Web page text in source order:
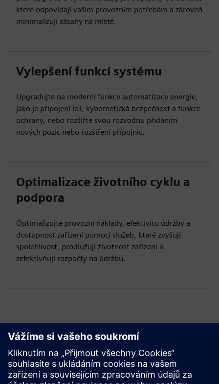
které odpovídají vašim provozním potřebám a zároveň
minimalizují zásahy na místě.
Vylepšení funkcí systému
Upgradujte na moderní funkce automatizace energie,
jako je připojení IoT, kybernetická bezpečnost a funkce
ochrany, nebo rozšiřte svou rozvodnu přidáním
nových pozic nebo rozšíření přípojnic.
Optimalizace životního cyklu a
podpora
Optimalizujte provozní náklady, efektivitu údržby a
dostupnost zařízení pomocí služeb, které zvyšují
spolehlivost, prodlužují životnost zařízení a
zefektivňují rozpočty na údržbu.
Začínáme